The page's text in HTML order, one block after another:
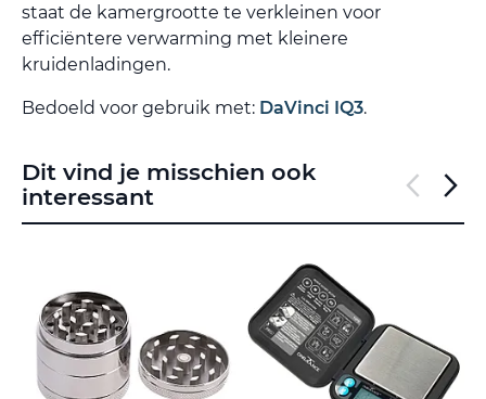
staat de kamergrootte te verkleinen voor
efficiëntere verwarming met kleinere
kruidenladingen.
Bedoeld voor gebruik met: DaVinci IQ3.
Dit vind je misschien ook
interessant